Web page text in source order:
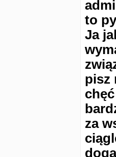
to
Ja
pisz
za